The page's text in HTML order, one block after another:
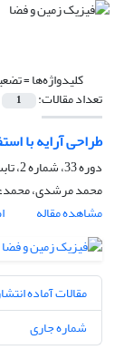
کلیدواژه‌ها =
تعداد مقالات: 1
طراحی آرایه با
دوره 33، شماره 2، تابستان 1386
محمد مرشدی،
مشاهده مقاله
مقالات آماده
شماره جاری